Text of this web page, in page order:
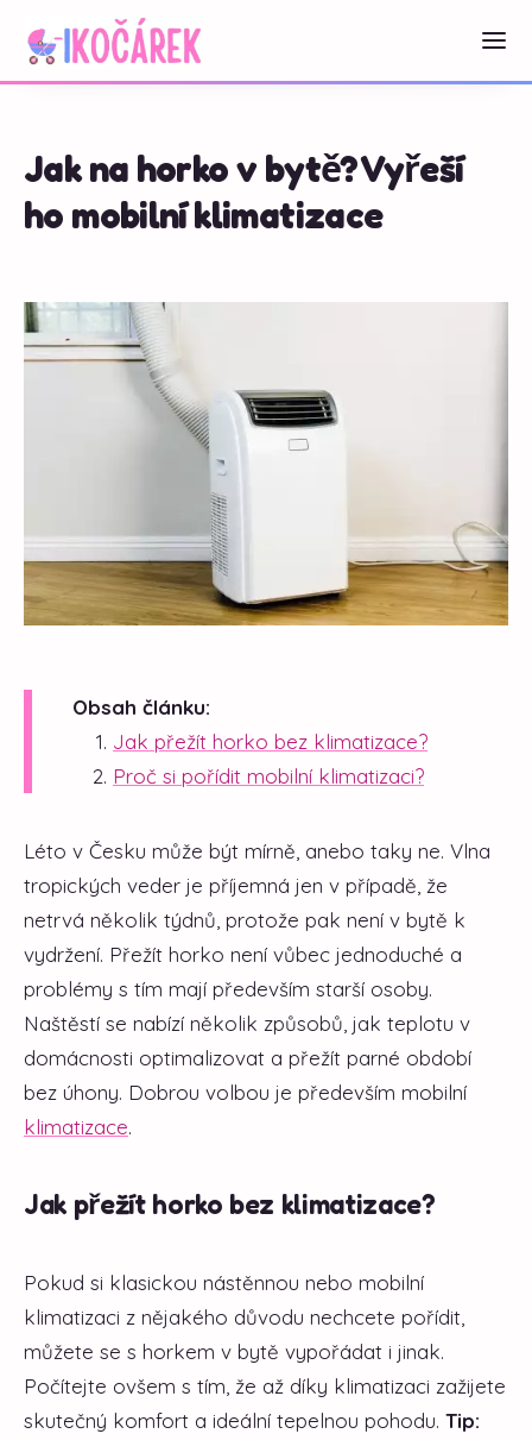
Jak na horko v bytě? Vyřeší
ho mobilní klimatizace
Obsah článku:
Jak přežít horko bez klimatizace?
Proč si pořídit mobilní klimatizaci?
Léto v Česku může být mírně, anebo taky ne. Vlna
tropických veder je příjemná jen v případě, že
netrvá několik týdnů, protože pak není v bytě k
vydržení. Přežít horko není vůbec jednoduché a
problémy s tím mají především starší osoby.
Naštěstí se nabízí několik způsobů, jak teplotu v
domácnosti optimalizovat a přežít parné období
bez úhony. Dobrou volbou je především mobilní
klimatizace.
Jak přežít horko bez klimatizace?
Pokud si klasickou nástěnnou nebo mobilní
klimatizaci z nějakého důvodu nechcete pořídit,
můžete se s horkem v bytě vypořádat i jinak.
Počítejte ovšem s tím, že až díky klimatizaci zažijete
skutečný komfort a ideální tepelnou pohodu. Tip: